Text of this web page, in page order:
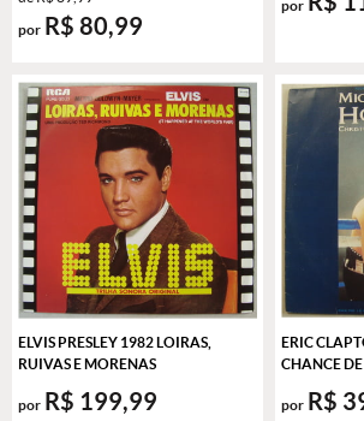
por R$ 80,99
por
ELVIS PRESLEY 1982 LOIRAS,
RUIVAS E MORENAS
por R$ 199,99
ERIC
CHANCE
por R$